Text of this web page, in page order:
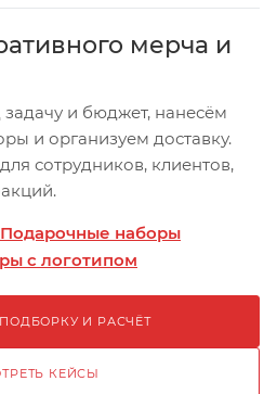
мерча и
и бюджет, нанесём
и организуем доставку.
сотрудников, клиентов,
Подарочные наборы
с логотипом
И РАСЧЁТ
КЕЙСЫ